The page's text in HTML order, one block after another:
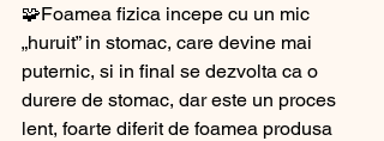
🧩Foamea fizica incepe cu un mic
„huruit” in stomac, care devine mai
puternic, si in final se dezvolta ca o
durere de stomac, dar este un proces
lent, foarte diferit de foamea produsa